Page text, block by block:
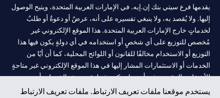
يستخدم موقعنا ملفات تعريف الارتباط. ملفات تعريف الارتباط
يقدمها فرع سيتي بنك إن.إيه. في الإمارات العربية المتحدة، ويتيح الوصول
إليها. ولا يُقصد به، ولا ينبغي تفسيره على أنه، عرضٌ أو دعوةٌ أو طلبٌ
لخدماتٍ خارج الإمارات العربية المتحدة. هذا الموقع الإلكتروني غير
مُخصص للتوزيع على أي شخصٍ أو استخدامه في أي دولةٍ يكون فيها هذا
التوزيع أو الاستخدام مخالفًا للقانون أو اللوائح المحلية، كما أن أيًا من
الخدمات أو الاستثمارات المشار إليها في هذا الموقع الإلكتروني غير متاحةٍ
للأشخاص المقيمين في أي دولةٍ يكون فيها تقديم هذه الخدمات أو
الاستثمارات مخالفًا للقانون أو اللوائح المحلية.